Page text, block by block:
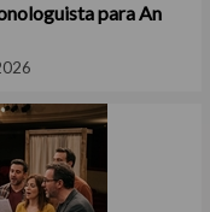
para An